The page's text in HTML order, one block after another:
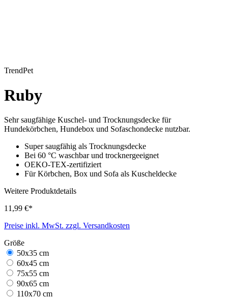
TrendPet
Ruby
Sehr saugfähige Kuschel- und Trocknungsdecke für
Hundekörbchen, Hundebox und Sofaschondecke nutzbar.
Super saugfähig als Trocknungsdecke
Bei 60 °C waschbar und trocknergeeignet
OEKO-TEX-zertifiziert
Für Körbchen, Box und Sofa als Kuscheldecke
Weitere Produktdetails
11,99 €*
Preise inkl. MwSt. zzgl. Versandkosten
Größe
50x35 cm
60x45 cm
75x55 cm
90x65 cm
110x70 cm